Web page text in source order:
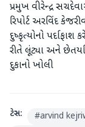
પ્રમુખ વીરેન્દ્ર
રિપોર્ટ અરવિંદ
દુષ્કૃત્યોનો
રીતે લૂંટ્યા અને
દુકાનો ખોલી
ટેગ્સ: #arvind